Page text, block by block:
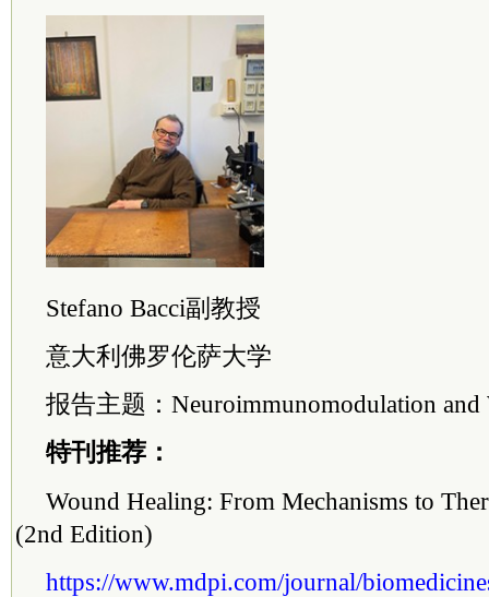
Stefano Bacci副教授
意大利佛罗伦萨大学
报告主题：Neuroimmunomodulation and
特刊推荐：
Wound Healing: From Mechanisms to
(2nd Edition)
https://www.mdpi.com/journal/